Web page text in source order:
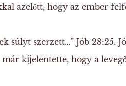
azelőtt, hogy az ember
súlyt szerzett…”Jób 28:25.
kijelentette, hogy a